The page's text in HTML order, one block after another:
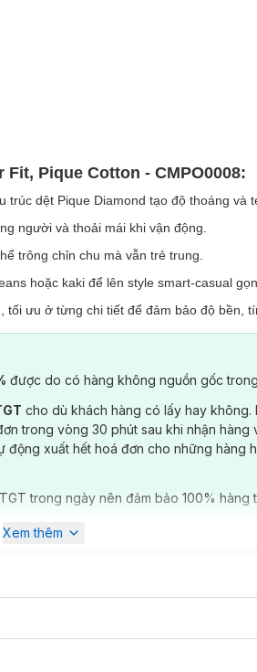
Pique Cotton - CMPO0008:
trúc dệt Pique Diamond tạo độ thoáng và
người và thoải mái khi vận động.
trông chỉn chu mà vẫn trẻ trung.
hoặc kaki để lên style smart-casual
ưu ở từng chi tiết để đảm bảo độ bền,
được do có hàng không nguồn gốc
cho dù khách hàng có lấy hay không.
trong vòng 30 phút sau khi nhận hàng
động xuất hết hoá đơn cho những hàng
trong ngày nên đảm bảo 100% hàng
Xem thêm